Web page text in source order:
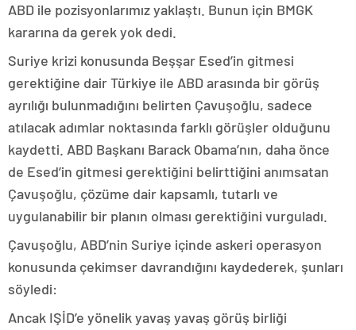
ABD ile pozisyonlarımız yaklaştı. Bunun için BMGK
kararına da gerek yok dedi.
Suriye krizi konusunda Beşşar Esed’in gitmesi
gerektiğine dair Türkiye ile ABD arasında bir görüş
ayrılığı bulunmadığını belirten Çavuşoğlu, sadece
atılacak adımlar noktasında farklı görüşler olduğunu
kaydetti. ABD Başkanı Barack Obama’nın, daha önce
de Esed’in gitmesi gerektiğini belirttiğini anımsatan
Çavuşoğlu, çözüme dair kapsamlı, tutarlı ve
uygulanabilir bir planın olması gerektiğini vurguladı.
Çavuşoğlu, ABD’nin Suriye içinde askeri operasyon
konusunda çekimser davrandığını kaydederek, şunları
söyledi:
Ancak IŞİD’e yönelik yavaş yavaş görüş birliği